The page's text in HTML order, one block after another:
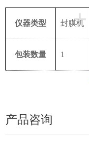
+
仪器类型 封膜机
包装数量 1
产品咨询